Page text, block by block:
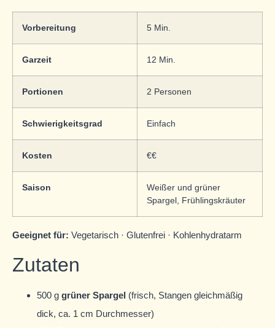
Vorbereitung 5 Min.
Garzeit 12 Min.
Portionen 2 Personen
Schwierigkeitsgrad Einfach
Kosten €€
Saison
Weißer und grüner
Spargel, Frühlingskräuter
Geeignet für: Vegetarisch · Glutenfrei · Kohlenhydratarm
Zutaten
500 g grüner Spargel (frisch, Stangen gleichmäßig
dick, ca. 1 cm Durchmesser)